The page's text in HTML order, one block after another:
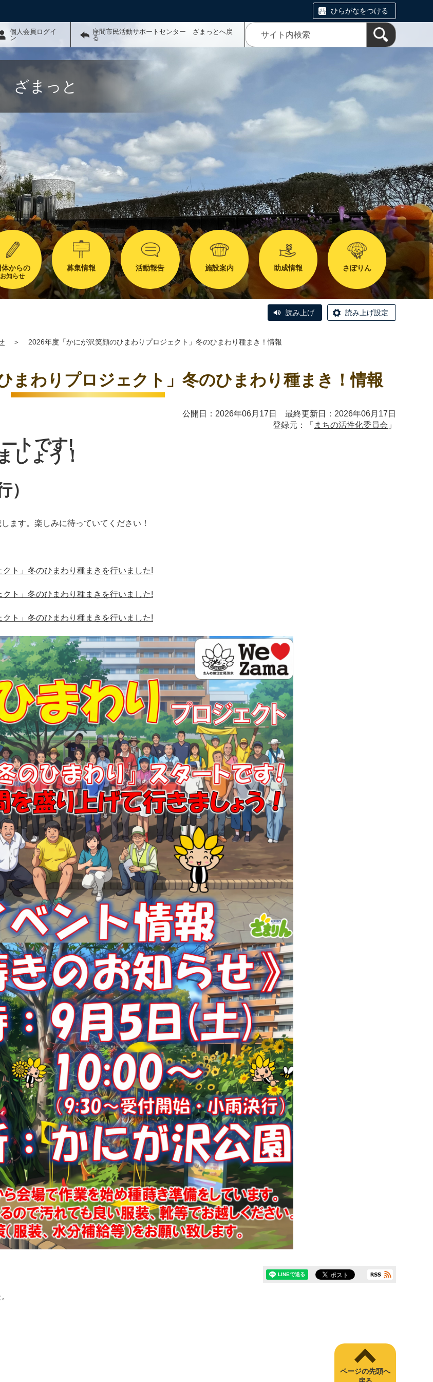
ひらがなをつける
個人会員ログイ
ン
座間市民活動サポートセンター ざまっとへ戻
る
ざまっと
体からの
お知らせ
募集情報 活動報告 施設案内 助成情報 さぽりん
読み上げ 読み上げ設定
＞ 2026年度「かにが沢笑顔のひまわりプロジェクト」冬のひまわり種まき！情報
まわりプロジェクト」冬のひまわり種まき！情報
公開日：2026年06月17日 最終更新日：2026年06月17日
登録元：「 まちの活性化委員会 」
トです!
しょう！
ます。楽しみに待っていてください！
ト」冬のひまわり種まきを行いました!
ト」冬のひまわり種まきを行いました!
ト」冬のひまわり種まきを行いました!
ページの先頭へ